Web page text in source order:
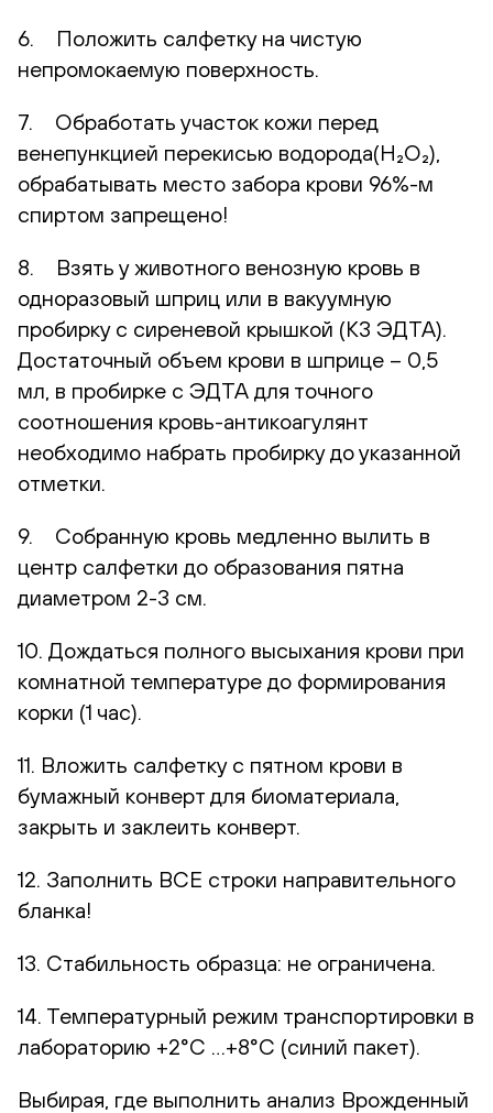
6. Положить салфетку на чистую
непромокаемую поверхность.
7. Обработать участок кожи перед
венепункцией перекисью водорода(H₂O₂),
обрабатывать место забора крови 96%-м
спиртом запрещено!
8. Взять у животного венозную кровь в
одноразовый шприц или в вакуумную
пробирку с сиреневой крышкой (К3 ЭДТА).
Достаточный объем крови в шприце – 0,5
мл, в пробирке с ЭДТА для точного
соотношения кровь-антикоагулянт
необходимо набрать пробирку до указанной
отметки.
9. Собранную кровь медленно вылить в
центр салфетки до образования пятна
диаметром 2-3 см.
10. Дождаться полного высыхания крови при
комнатной температуре до формирования
корки (1 час).
11. Вложить салфетку с пятном крови в
бумажный конверт для биоматериала,
закрыть и заклеить конверт.
12. Заполнить ВСЕ строки направительного
бланка!
13. Стабильность образца: не ограничена.
14. Температурный режим транспортировки в
лабораторию +2°С …+8°С (синий пакет).
Выбирая, где выполнить анализ Врожденный